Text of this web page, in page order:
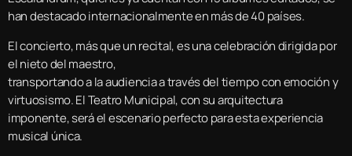
han destacado internacionalmente en más de 40 países.
El concierto, más que un recital, es una celebración dirigida por
el nieto del maestro,
transportando a la audiencia a través del tiempo con emoción y
virtuosismo. El Teatro Municipal, con su arquitectura
imponente, será el escenario perfecto para esta experiencia
musical única.